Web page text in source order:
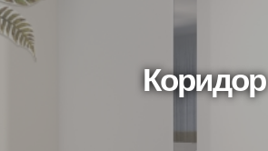
Коридор